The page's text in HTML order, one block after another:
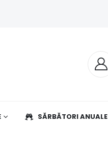
SĂRBĂTORI ANUALE